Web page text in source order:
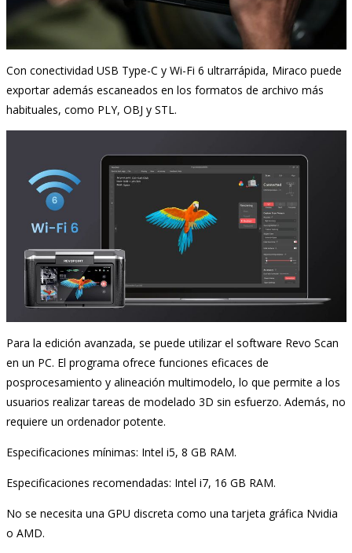
Con conectividad USB Type-C y Wi-Fi 6 ultrarrápida, Miraco puede
exportar además escaneados en los formatos de archivo más
habituales, como PLY, OBJ y STL.
Para la edición avanzada, se puede utilizar el software Revo Scan
en un PC. El programa ofrece funciones eficaces de
posprocesamiento y alineación multimodelo, lo que permite a los
usuarios realizar tareas de modelado 3D sin esfuerzo. Además, no
requiere un ordenador potente.
Especificaciones mínimas: Intel i5, 8 GB RAM.
Especificaciones recomendadas: Intel i7, 16 GB RAM.
No se necesita una GPU discreta como una tarjeta gráfica Nvidia
o AMD.